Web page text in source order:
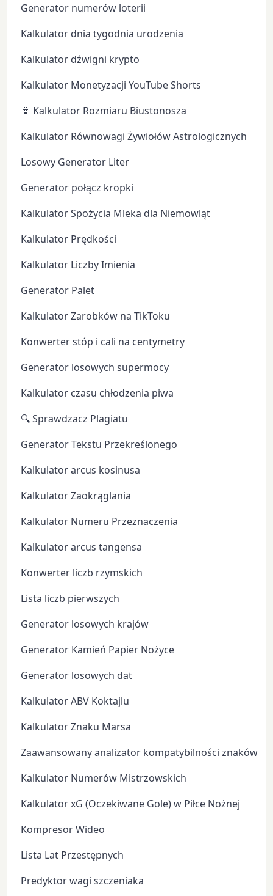
Generator numerów loterii
Kalkulator dnia tygodnia urodzenia
Kalkulator dźwigni krypto
Kalkulator Monetyzacji YouTube Shorts
👙 Kalkulator Rozmiaru Biustonosza
Kalkulator Równowagi Żywiołów Astrologicznych
Losowy Generator Liter
Generator połącz kropki
Kalkulator Spożycia Mleka dla Niemowląt
Kalkulator Prędkości
Kalkulator Liczby Imienia
Generator Palet
Kalkulator Zarobków na TikToku
Konwerter stóp i cali na centymetry
Generator losowych supermocy
Kalkulator czasu chłodzenia piwa
🔍 Sprawdzacz Plagiatu
Generator Tekstu Przekreślonego
Kalkulator arcus kosinusa
Kalkulator Zaokrąglania
Kalkulator Numeru Przeznaczenia
Kalkulator arcus tangensa
Konwerter liczb rzymskich
Lista liczb pierwszych
Generator losowych krajów
Generator Kamień Papier Nożyce
Generator losowych dat
Kalkulator ABV Koktajlu
Kalkulator Znaku Marsa
Zaawansowany analizator kompatybilności znaków
Kalkulator Numerów Mistrzowskich
Kalkulator xG (Oczekiwane Gole) w Piłce Nożnej
Kompresor Wideo
Lista Lat Przestępnych
Predyktor wagi szczeniaka